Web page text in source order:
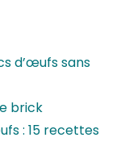
d’œufs sans
brick
: 15 recettes